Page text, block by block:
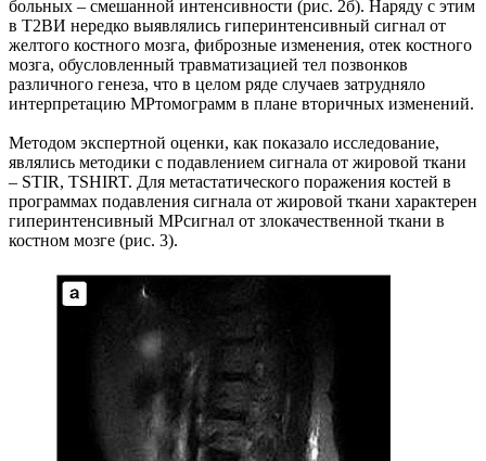
больных – смешанной интенсивности (рис. 2б). Наряду с этим
в Т2ВИ нередко выявлялись гиперинтенсивный сигнал от
желтого костного мозга, фиброзные изменения, отек костного
мозга, обусловленный травматизацией тел позвонков
различного генеза, что в целом ряде случаев затрудняло
интерпретацию МРтомограмм в плане вторичных изменений.
Методом экспертной оценки, как показало исследование,
являлись методики с подавлением сигнала от жировой ткани
– STIR, TSHIRT. Для метастатического поражения костей в
программах подавления сигнала от жировой ткани характерен
гиперинтенсивный МРсигнал от злокачественной ткани в
костном мозге (рис. 3).